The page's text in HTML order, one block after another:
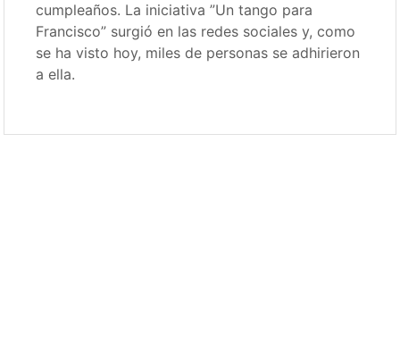
cumpleaños. La iniciativa ”Un tango para
Francisco” surgió en las redes sociales y, como
se ha visto hoy, miles de personas se adhirieron
a ella.